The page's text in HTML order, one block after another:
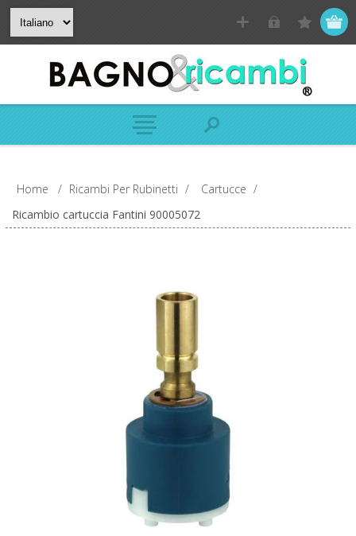
Home / Ricambi Per Rubinetti / Cartucce /
Ricambio cartuccia Fantini 90005072